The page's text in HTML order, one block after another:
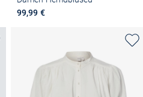
99,99 €